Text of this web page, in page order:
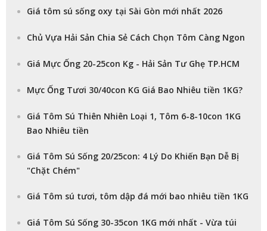
Giá tôm sú sống oxy tại Sài Gòn mới nhất 2026
Chủ Vựa Hải Sản Chia Sẻ Cách Chọn Tôm Càng Ngon
Giá Mực Ống 20-25con Kg - Hải Sản Tư Ghẹ TP.HCM
Mực Ống Tươi 30/40con KG Giá Bao Nhiêu tiền 1KG?
Giá Tôm Sú Thiên Nhiên Loại 1, Tôm 6-8-10con 1KG
Bao Nhiêu tiền
Giá Tôm Sú Sống 20/25con: 4 Lý Do Khiến Bạn Dễ Bị
"Chặt Chém"
Giá Tôm sú tươi, tôm dập đá mới bao nhiêu tiền 1KG
Giá Tôm Sú Sống 30-35con 1KG mới nhất - Vừa túi